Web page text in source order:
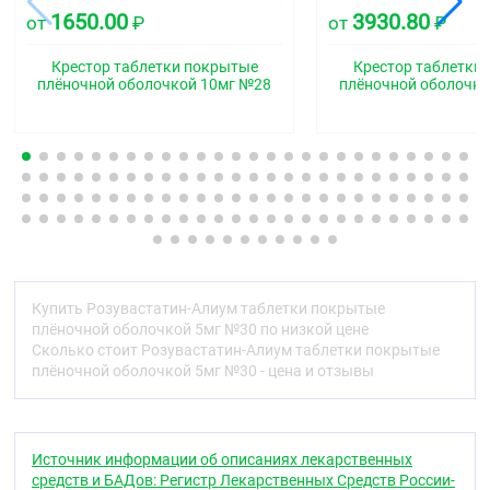
Дозировка 10 мг и 40 мг:
;двояковыпуклые
таблетки продолговатой формы со скруглёнными
концами, покрытые плёночной оболочкой
розового цвета, с риской.
дозировок белого или почти белого цвета.
Фармакотерапевтическая группа
Гиполипидемическое средство - ГМГ-КоА-
редуктазы ингибитор
Код АТХ
C10AA07
Фармакологические свойства
Фармакодинамика
Розувастатин ;является селективным,
конкурентным ингибитором 3-гидрокси-3-
метилглутарил коэнзим А (ГМГ-КоА) редуктазы,
от1650.00 ₽
Крестор таблетки покрытые
плёночной оболочкой 10мг №28
от 3930.80 ₽
Крестор
плёночной
Купить Розувастатин-Алиум таблетки покрытые
плёночной оболочкой 5мг №30 по низкой цене
Сколько стоит Розувастатин-Алиум таблетки покрытые
плёночной оболочкой 5мг №30 - цена и отзывы
Источник информации об описаниях лекарственных
средств и БАДов: Регистр Лекарственных Средств России-